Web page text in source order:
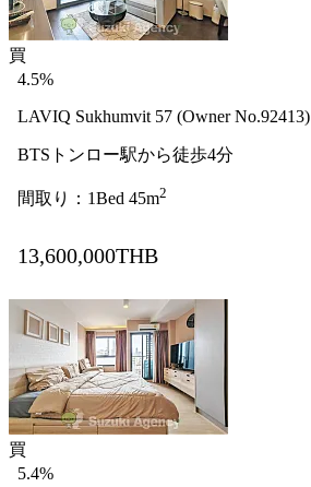
買
4.5%
LAVIQ Sukhumvit 57 (Owner No.92413)
BTSトンロー駅から徒歩4分
間取り：1Bed 45m2
13,600,000THB
買
5.4%